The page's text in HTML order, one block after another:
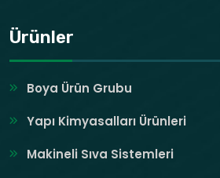
Ürünler
Boya Ürün Grubu
Yapı Kimyasalları Ürünleri
Makineli Sıva Sistemleri